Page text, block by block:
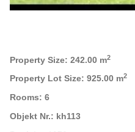
Property Size: 242.00 m2
Property Lot Size: 925.00 m2
Rooms: 6
Objekt Nr.: kh113